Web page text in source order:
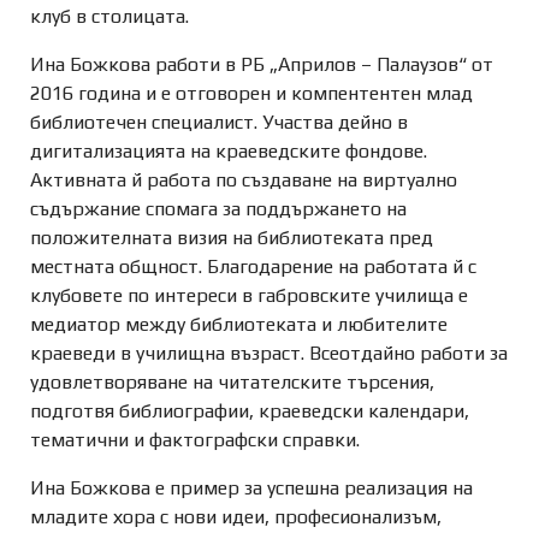
клуб в столицата.
Ина Божкова работи в РБ „Априлов – Палаузов“ от
2016 година и е отговорен и компентентен млад
библиотечен специалист. Участва дейно в
дигитализацията на краеведските фондове.
Активната й работа по създаване на виртуално
съдържание спомага за поддържането на
положителната визия на библиотеката пред
местната общност. Благодарение на работата й с
клубовете по интереси в габровските училища е
медиатор между библиотеката и любителите
краеведи в училищна възраст. Всеотдайно работи за
удовлетворяване на читателските търсения,
подготвя библиографии, краеведски календари,
тематични и фактографски справки.
Ина Божкова е пример за успешна реализация на
младите хора с нови идеи, професионализъм,